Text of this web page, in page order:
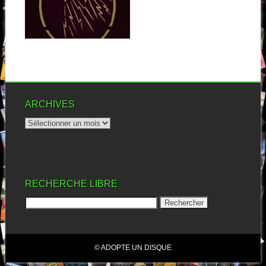
Il est des disques qui arrivent
quand on ne s’y attend...
ARCHIVES
RECHERCHE LIBRE
© ADOPTE UN DISQUE